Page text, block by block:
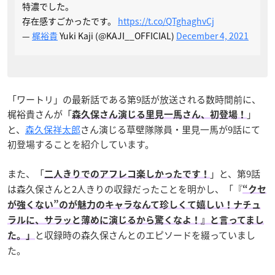
特濃でした。
存在感すごかったです。 https://t.co/QTghaghvCj
— 梶裕貴Yuki Kaji (@KAJI__OFFICIAL) December 4, 2021
「ワートリ」の最新話である第9話が放送される数時間前に、
梶裕貴さんが「森久保さん演じる里見一馬さん、初登場！
」
と、 森久保祥太郎さん演じる草壁隊隊員・里見一馬が9話にて
初登場することを紹介しています。
また、「二人きりでのアフレコ楽しかったです！
」と、第9話
は森久保さんと2人きりの収録だったことを明かし、「『“クセ
が強くない”のが魅力のキャラなんて珍しくて嬉しい！ナチュ
ラルに、サラッと薄めに演じるから驚くなよ！』と言ってまし
た。」
と収録時の森久保さんとのエピソードを綴っていまし
た。